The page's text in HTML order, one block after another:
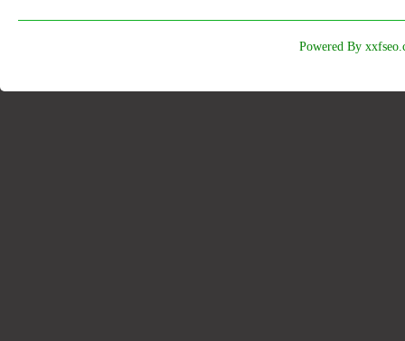
Powered By